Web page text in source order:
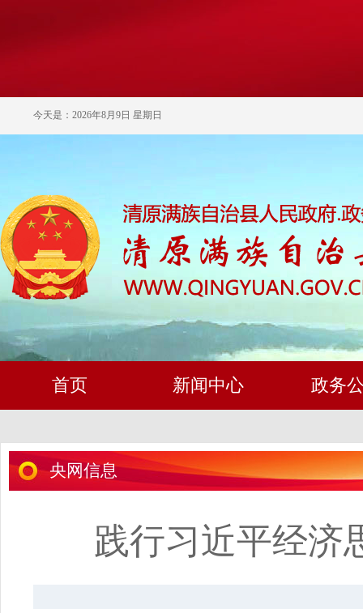
今天是：2026年8月9日 星期日
首页 新闻中心 政务
央网信息
践行习近平经济